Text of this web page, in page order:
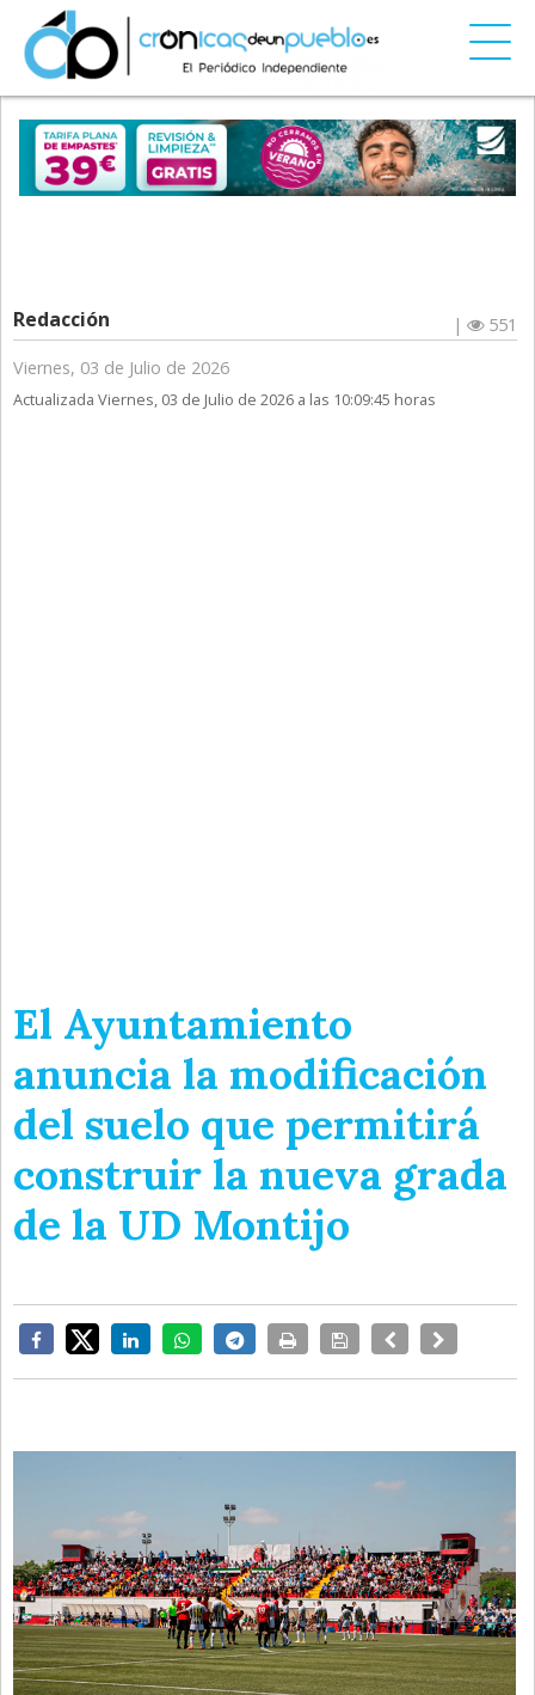
Redacción |
551
Viernes, 03 de Julio de 2026
Actualizada Viernes, 03 de Julio de 2026 a las 10:09:45 horas
El Ayuntamiento
anuncia la modificación
del suelo que permitirá
construir la nueva grada
de la UD Montijo